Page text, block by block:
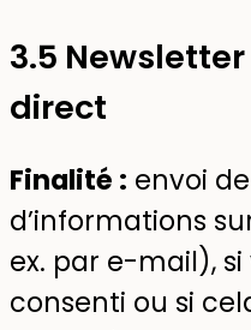
3.5
direct
Finalité : envoi
d’informations
ex. par e-mail), si
consenti ou si